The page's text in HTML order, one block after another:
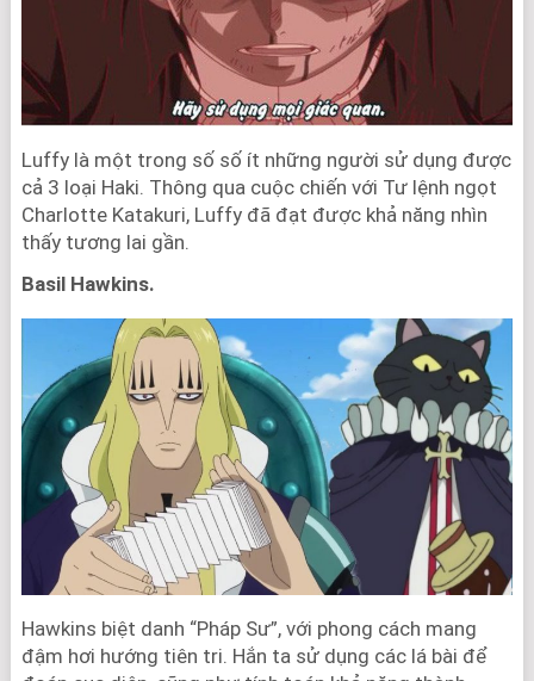
Luffy là một trong số số ít những người sử dụng được
cả 3 loại Haki. Thông qua cuộc chiến với Tư lệnh ngọt
Charlotte Katakuri, Luffy đã đạt được khả năng nhìn
thấy tương lai gần.
Basil Hawkins.
Hawkins biệt danh “Pháp Sư”, với phong cách mang
đậm hơi hướng tiên tri. Hắn ta sử dụng các lá bài để